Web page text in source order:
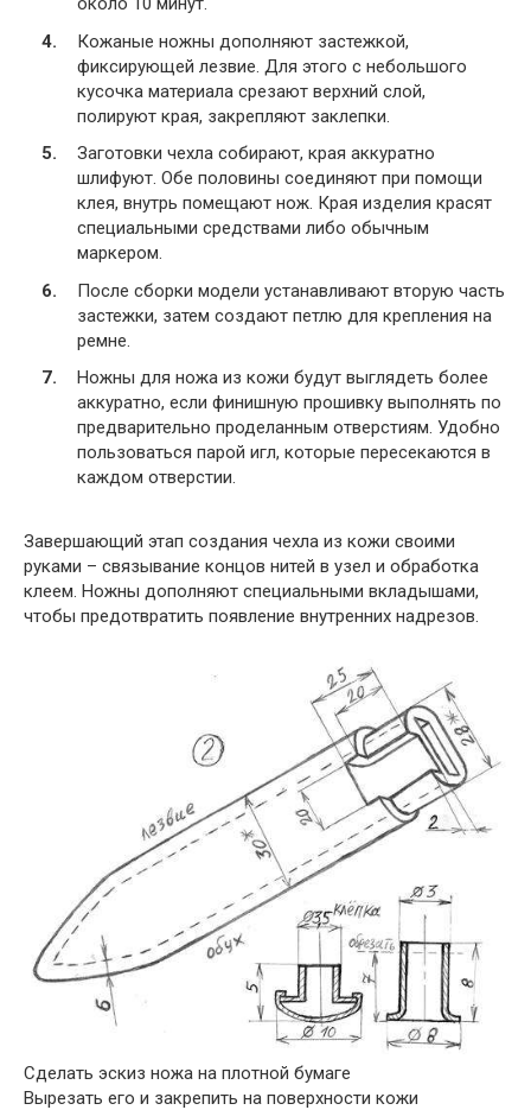
Кожаные ножны дополняют застежкой,
фиксирующей лезвие. Для этого с небольшого
кусочка материала срезают верхний слой,
полируют края, закрепляют заклепки.
Заготовки чехла собирают, края аккуратно
шлифуют. Обе половины соединяют при помощи
клея, внутрь помещают нож. Края изделия красят
специальными средствами либо обычным
маркером.
После сборки модели устанавливают вторую часть
застежки, затем создают петлю для крепления на
ремне.
Ножны для ножа из кожи будут выглядеть более
аккуратно, если финишную прошивку выполнять по
предварительно проделанным отверстиям. Удобно
пользоваться парой игл, которые пересекаются в
каждом отверстии.
Завершающий этап создания чехла из кожи своими
руками – связывание концов нитей в узел и обработка
клеем. Ножны дополняют специальными вкладышами,
чтобы предотвратить появление внутренних надрезов.
Сделать эскиз ножа на плотной бумаге
Вырезать его и закрепить на поверхности кожи